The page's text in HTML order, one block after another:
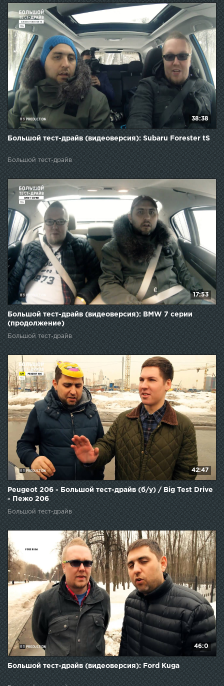
38:38
Большой тест-драйв (видеоверсия): Subaru Forester tS
Большой тест-драйв
17:53
Большой тест-драйв (видеоверсия): BMW 7 серии
(продолжение)
Большой тест-драйв
42:47
Peugeot 206 - Большой тест-драйв (б/у) / Big Test Drive
- Пежо 206
Большой тест-драйв
46:0
Большой тест-драйв (видеоверсия): Ford Kuga